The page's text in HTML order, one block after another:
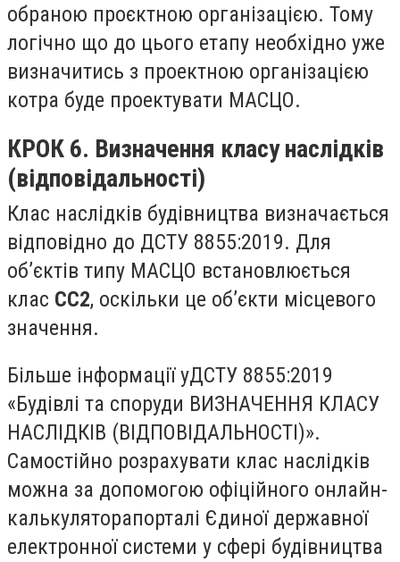
обраною проєктною організацією. Тому
логічно що до цього етапу необхідно уже
визначитись з проектною організацією
котра буде проектувати МАСЦО.
КРОК 6. Визначення класу наслідків
(відповідальності)
Клас наслідків будівництва визначається
відповідно до ДСТУ 8855:2019. Для
об’єктів типу МАСЦО встановлюється
клас СС2, оскільки це об’єкти місцевого
значення.
Більше інформації уДСТУ 8855:2019
«Будівлі та споруди ВИЗНАЧЕННЯ КЛАСУ
НАСЛІДКІВ (ВІДПОВІДАЛЬНОСТІ)».
Самостійно розрахувати клас наслідків
можна за допомогою офіційного онлайн-
калькуляторапорталі Єдиної державної
електронної системи у сфері будівництва